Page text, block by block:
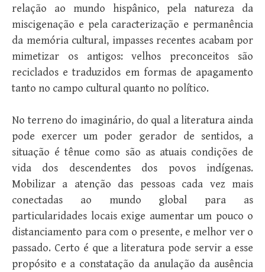
relação ao mundo hispânico, pela natureza da
miscigenação e pela caracterização e permanência
da memória cultural, impasses recentes acabam por
mimetizar os antigos: velhos preconceitos são
reciclados e traduzidos em formas de apagamento
tanto no campo cultural quanto no político.
No terreno do imaginário, do qual a literatura ainda
pode exercer um poder gerador de sentidos, a
situação é tênue como são as atuais condições de
vida dos descendentes dos povos indígenas.
Mobilizar a atenção das pessoas cada vez mais
conectadas ao mundo global para as
particularidades locais exige aumentar um pouco o
distanciamento para com o presente, e melhor ver o
passado. Certo é que a literatura pode servir a esse
propósito e a constatação da anulação da ausência